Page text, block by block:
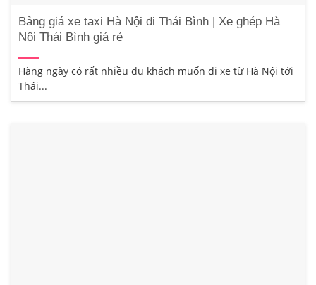
Bảng giá xe taxi Hà Nội đi Thái Bình | Xe ghép Hà
Nội Thái Bình giá rẻ
Hàng ngày có rất nhiều du khách muốn đi xe từ Hà Nội tới
Thái...